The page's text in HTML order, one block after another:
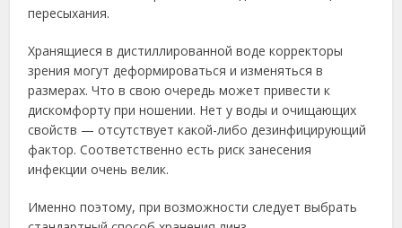
пересыхания.
Хранящиеся в дистиллированной воде корректоры
зрения могут деформироваться и изменяться в
размерах. Что в свою очередь может привести к
дискомфорту при ношении. Нет у воды и очищающих
свойств — отсутствует какой-либо дезинфицирующий
фактор. Соответственно есть риск занесения
инфекции очень велик.
Именно поэтому, при возможности следует выбрать